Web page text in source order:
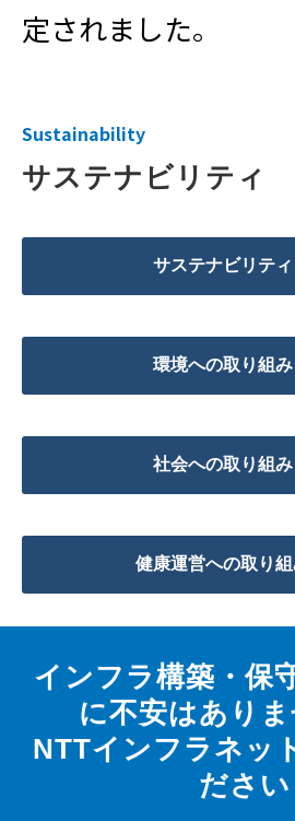
定されました。
Sustainability
サステナビリティ
サステナビリティ
環境への取り組み
社会への取り組み
健康運営への取り
インフラ構築・保
に不安はあり
NTTインフラネッ
ださい